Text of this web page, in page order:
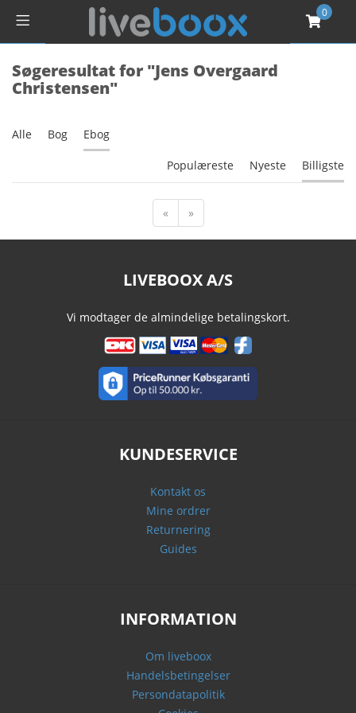
0
Søgeresultat for "Jens Overgaard
Christensen"
Alle Bog Ebog
Populæreste Nyeste Billigste
« »
LIVEBOOX A/S
Vi modtager de almindelige betalingskort.
KUNDESERVICE
Kontakt os
Mine ordrer
Returnering
Guides
INFORMATION
Om liveboox
Handelsbetingelser
Persondatapolitik